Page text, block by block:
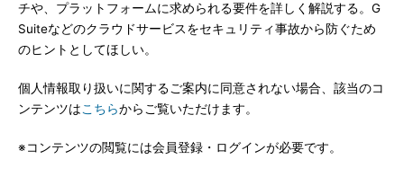
チや、プラットフォームに求められる要件を詳しく解説する。G
Suiteなどのクラウドサービスをセキュリティ事故から防ぐため
のヒントとしてほしい。
個人情報取り扱いに関するご案内に同意されない場合、該当のコ
ンテンツはこちらからご覧いただけます。
※コンテンツの閲覧には会員登録・ログインが必要です。